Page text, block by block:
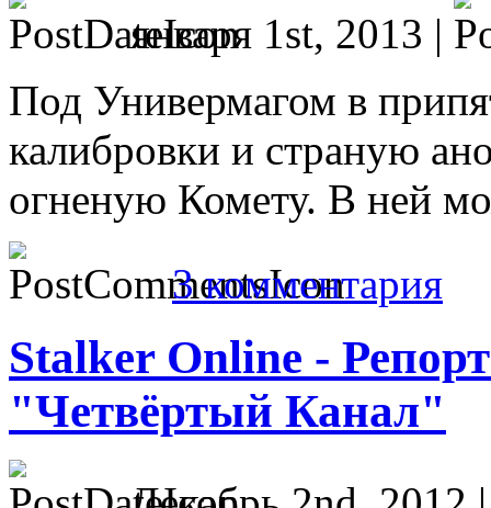
января 1st, 2013 |
Под Универмагом в
калибровки и страную
огненую Комету. В ней
3 комментария
Stalker Online -
"Четвёртый Канал"